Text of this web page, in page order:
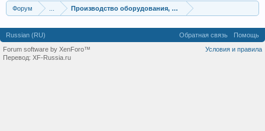
Форум Производство оборудования, оборудование для произв
Russian (RU) Обратная связь
Помощь
Условия и правила
Forum software by XenForo™
Перевод: XF-Russia.ru